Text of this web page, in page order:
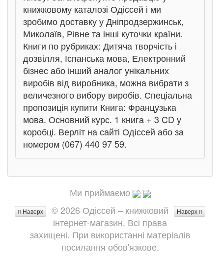
книжковому каталозі Одіссей і ми
зробимо доставку у Дніпродзержинськ,
Миколаїв, Рівне та інші куточки країни.
Книги по рубриках: Дитяча творчість і
дозвілля, Іспанська мова, Електронний
бізнес або інший аналог унікальних
виробів від виробника, можна вибрати з
величезного вибору виробів. Спеціальна
пропозиція купити Книга: Французька
мова. Основний курс. 1 книга + 3 CD у
коробці. Верліт на сайті Одіссей або за
номером (067) 440 97 59.
Ми приймаємо
Наверх
Наверх
© 2026 Одіссей – книжковий
інтернет-магазин. Всі права
захищені. При використанні матеріалів
посилання обов'язкове.